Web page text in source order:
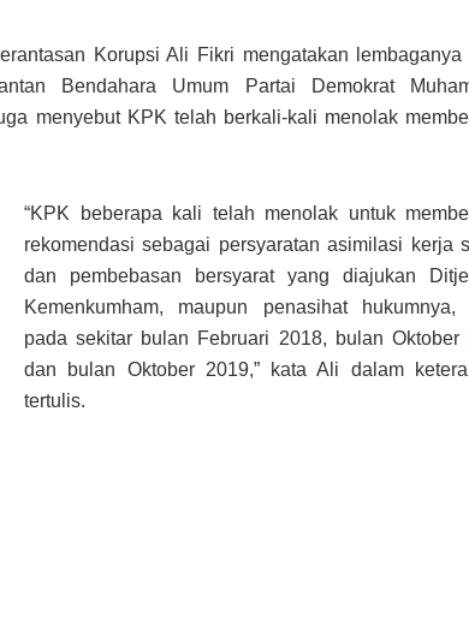
Korupsi Ali Fikri mengatakan lembaganya
Bendahara Umum Partai Demokrat
menyebut KPK telah berkali-kali menolak
“KPK beberapa kali telah menolak untuk
rekomendasi sebagai persyaratan asimilasi kerja
dan pembebasan bersyarat yang diajukan
Kemenkumham, maupun penasihat hukumnya,
pada sekitar bulan Februari 2018, bulan Oktober
dan bulan Oktober 2019,” kata Ali dalam
tertulis.